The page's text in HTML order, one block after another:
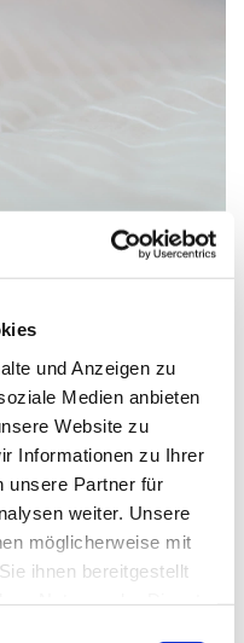
und Anzeigen zu
Medien anbieten
Website zu
Informationen zu Ihrer
unsere Partner für
weiter. Unsere
möglicherweise mit
ihnen bereitgestellt
19:45 -
9, 33758